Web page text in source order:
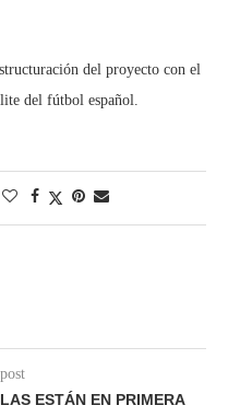
del proyecto con el
del fútbol español.
ESTÁN EN PRIMERA